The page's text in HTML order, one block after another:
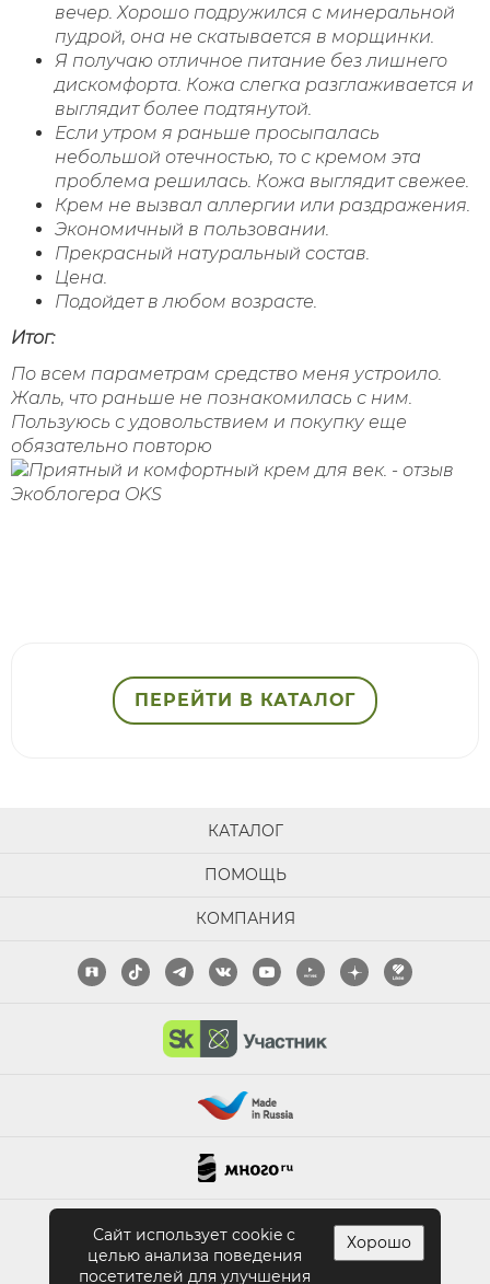
вечер. Хорошо подружился с минеральной
пудрой, она не скатывается в морщинки.
Я получаю отличное питание без лишнего
дискомфорта. Кожа слегка разглаживается и
выглядит более подтянутой.
Если утром я раньше просыпалась
небольшой отечностью, то с кремом эта
проблема решилась. Кожа выглядит свежее.
Крем не вызвал аллергии или раздражения.
Экономичный в пользовании.
Прекрасный натуральный состав.
Цена.
Подойдет в любом возрасте.
Итог:
По всем параметрам средство меня устроило.
Жаль, что раньше не познакомилась с ним.
Пользуюсь с удовольствием и покупку еще
обязательно повторю
ПЕРЕЙТИ В КАТАЛОГ
КАТАЛОГ
ПОМОЩЬ
КОМПАНИЯ
ПОЛНАЯ ВЕРСИЯ САЙТА
Сайт использует cookie с
целью анализа поведения
посетителей для улучшения
Хорошо